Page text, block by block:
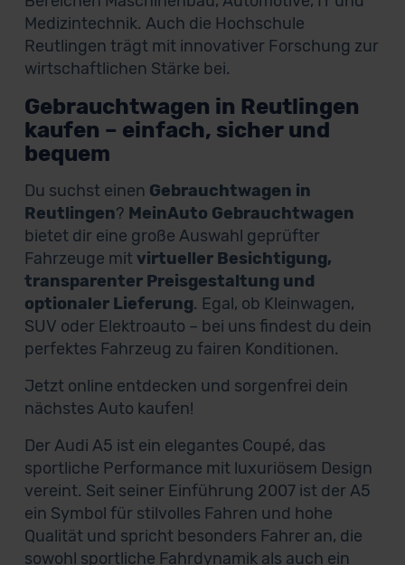
Medizintechnik. Auch die Hochschule
Reutlingen trägt mit innovativer Forschung zur
wirtschaftlichen Stärke bei.
Gebrauchtwagen in Reutlingen
kaufen – einfach, sicher und
bequem
Du suchst einen Gebrauchtwagen in
Reutlingen? MeinAuto Gebrauchtwagen
bietet dir eine große Auswahl geprüfter
Fahrzeuge mitvirtueller Besichtigung,
transparenter Preisgestaltung und
optionaler Lieferung. Egal, ob Kleinwagen,
SUV oder Elektroauto – bei uns findest du dein
perfektes Fahrzeug zu fairen Konditionen.
Jetzt online entdecken und sorgenfrei dein
nächstes Auto kaufen!
Der Audi A5 ist ein elegantes Coupé, das
sportliche Performance mit luxuriösem Design
vereint. Seit seiner Einführung 2007 ist der A5
ein Symbol für stilvolles Fahren und hohe
Qualität und spricht besonders Fahrer an, die
sowohl sportliche Fahrdynamik als auch ein